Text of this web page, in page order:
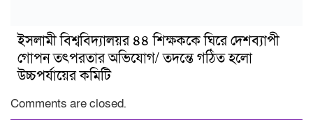
ইসলামী বিশ্ববিদ্যালয়র ৪৪ শিক্ষককে ঘিরে দেশব্যাপী
গোপন তৎপরতার অভিযোগ/ তদন্তে গঠিত হলো
উচ্চপর্যায়ের কমিটি
Comments are closed.